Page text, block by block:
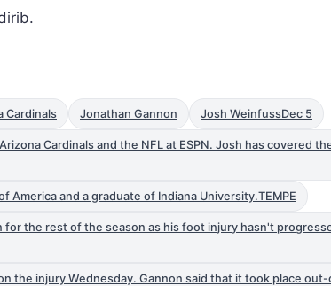
Cardinals Jonathan Gannon Josh WeinfussDec 5
Cardinals and the NFL at ESPN. Josh has covered
America and a graduate of Indiana University.TEMPE
the rest of the season as his foot injury hasn't
the injury Wednesday. Gannon said that it took place